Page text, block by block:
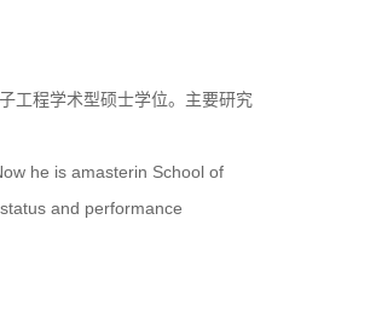
工程学术型硕士学位。主要研究
he is amasterin School of
and performance